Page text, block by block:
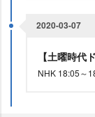
2020-03-07
【土曜時代
NHK 18:05～